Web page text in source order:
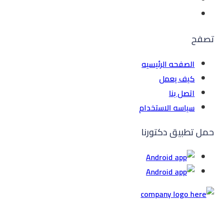
تصفح
الصفحه الرئيسيه
كيف يعمل
اتصل بنا
سياسه الاستخدام
حمل تطبيق دكتورنا